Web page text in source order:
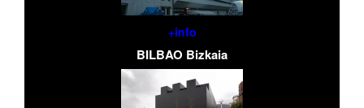
+info
BILBAO Bizkaia